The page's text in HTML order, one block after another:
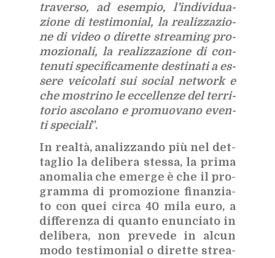
tra­ver­so, ad esem­pio, l’in­di­vi­dua­
zio­ne di te­sti­mo­nial, la rea­liz­za­zio­
ne di vi­deo o di­ret­te strea­ming pro­
mo­zio­na­li, la rea­liz­za­zio­ne di con­
te­nu­ti spe­ci­fi­ca­men­te de­sti­na­ti a es­
se­re vei­co­la­ti sui so­cial net­work e
che mo­stri­no le ec­cel­len­ze del ter­ri­
to­rio asco­la­no e pro­muo­va­no even­
ti spe­cia­li”.
In real­tà, ana­liz­zan­do più nel det­
ta­glio la de­li­be­ra stes­sa, la pri­ma
ano­ma­lia che emer­ge è che il pro­
gram­ma di pro­mo­zio­ne fi­nan­zia­
to con quei cir­ca 40 mila euro, a
dif­fe­ren­za di quan­to enun­cia­to in
de­li­be­ra, non pre­ve­de in al­cun
modo te­sti­mo­nial o di­ret­te strea­